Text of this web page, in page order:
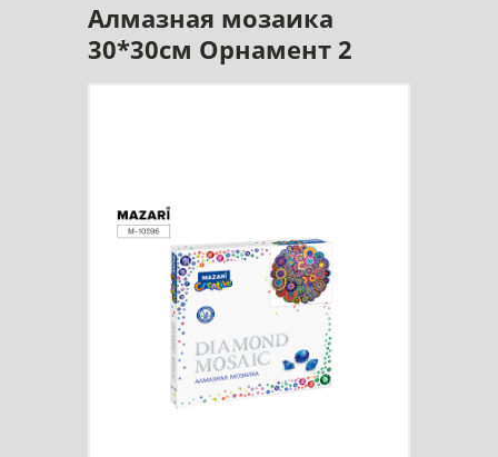
Алмазная мозаика
30*30см Орнамент 2